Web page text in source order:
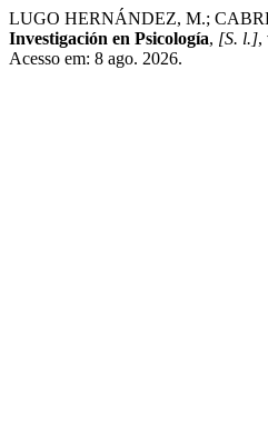
LUGO HERNÁNDEZ, M.;
Investigación en Psicología, [S. l.],
Acesso em: 8 ago. 2026.